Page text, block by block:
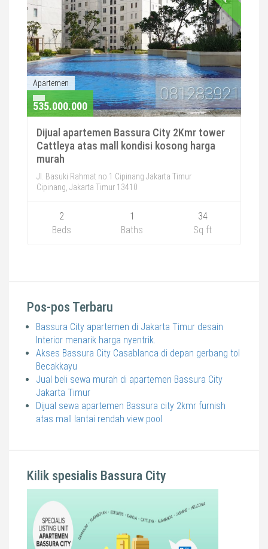
Apartemen
535.000.000
Dijual apartemen Bassura City 2Kmr tower
Cattleya atas mall kondisi kosong harga
murah
Jl. Basuki Rahmat no.1 Cipinang Jakarta Timur
Cipinang, Jakarta Timur 13410
2
Beds
1
Baths
34
Sq ft
Pos-pos Terbaru
Bassura City apartemen di Jakarta Timur desain
Interior menarik harga nyentrik.
Akses Bassura City Casablanca di depan gerbang tol
Becakkayu
Jual beli sewa murah di apartemen Bassura City
Jakarta Timur
Dijual sewa apartemen Bassura city 2kmr furnish
atas mall lantai rendah view pool
Kilik spesialis Bassura City